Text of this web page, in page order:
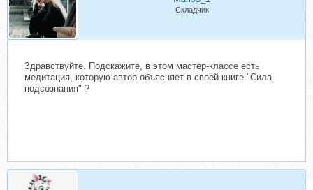
Складчик
Здравствуйте. Подскажите, в этом мастер-классе есть
медитация, которую автор объясняет в своей книге "Сила
подсознания" ?